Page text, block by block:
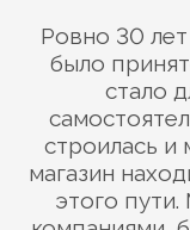
Ровно 30 лет
было
стало
строилась и
магазин
этого